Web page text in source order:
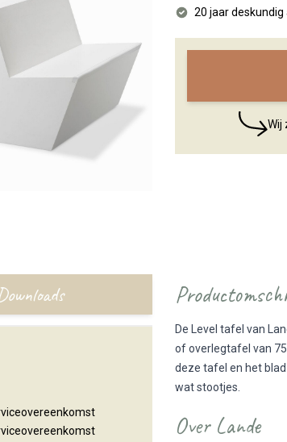
20 jaar deskundig
Wij
De Level tafel van
of overlegtafel van
deze tafel en het
wat stootjes.
Over Lande